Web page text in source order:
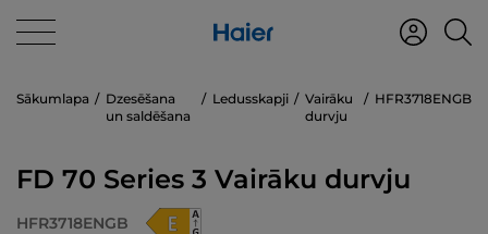
Sākumlapa
Dzesēšana
un saldēšana
Ledusskapji
Vairāku
durvju
HFR3718ENGB
FD 70 Series 3 Vairāku durvju
HFR3718ENGB